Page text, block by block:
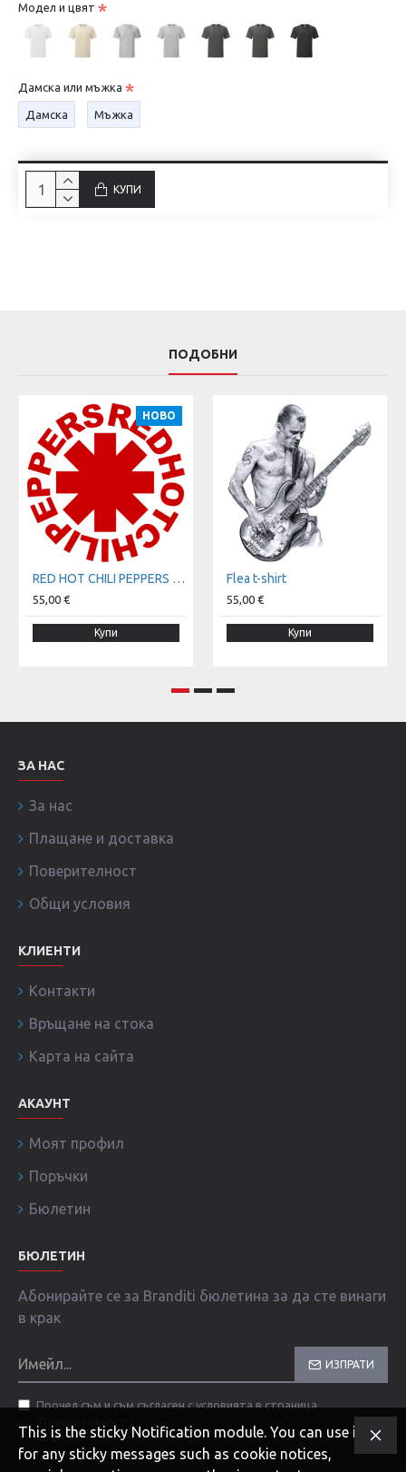
Модел и цвят
Дамска или мъжка
Дамска Мъжка
КУПИ
ПОДОБНИ
НОВО
RED HOT CHILI PEPPERS t-shirt
55,00 €
Купи
Flea t-shirt
55,00 €
Купи
ЗА НАС
За нас
Плащане и доставка
Поверителност
Общи условия
КЛИЕНТИ
Контакти
Връщане на стока
Карта на сайта
АКАУНТ
Моят профил
Поръчки
Бюлетин
БЮЛЕТИН
Абонирайте се за Branditi бюлетина за да сте винаги
в крак
ИЗПРАТИ
Прочел съм и съм съгласен с условията в страница
Поверителност
This is the sticky Notification module. You can use it
for any sticky messages such as cookie notices,